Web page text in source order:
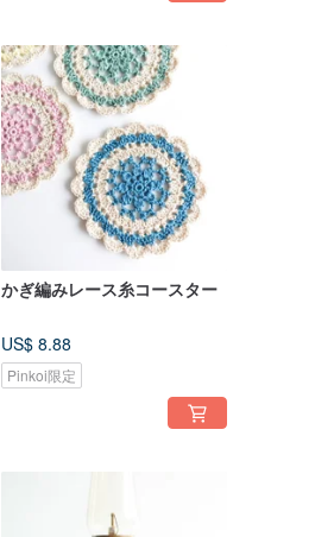
かぎ編みレース糸コースター
US$ 8.88
Pinkoi限定